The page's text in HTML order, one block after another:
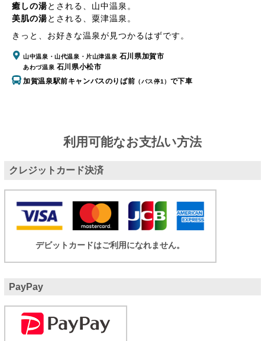
癒しの湯とされる、 山中温泉 。
美肌の湯とされる、 粟津温泉 。
きっと、お好きな温泉が見つかるはずです。
山中温泉・山代温泉・片山津温泉 石川県加賀市
あわづ温泉 石川県小松市
加賀温泉駅前キャンバスのりば前 （バス停1） で下車
利用可能なお支払い方法
クレジットカード決済
デビットカードはご利用になれません。
PayPay